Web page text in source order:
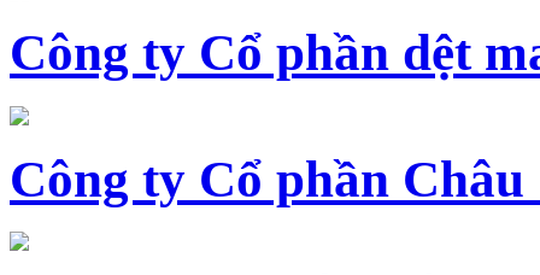
Công ty Cổ phần dệt
Công ty Cổ phần Châu